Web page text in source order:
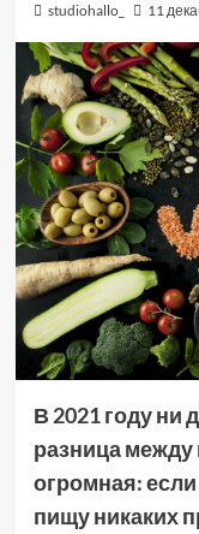
studiohallo_ 11
В 2021 году ни
разница между
огромная:
пищу никаких